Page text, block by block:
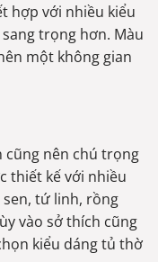
hợp với nhiều kiểu
trọng hơn. Màu
một không gian
cũng nên chú trọng
thiết kế với nhiều
tứ linh, rồng
vào sở thích cũng
kiểu dáng tủ thờ